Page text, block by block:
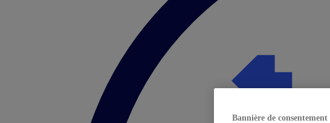
Bannière de consentement